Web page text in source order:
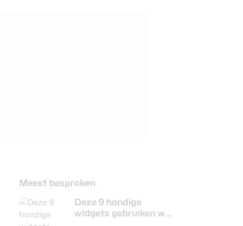
Meest besproken
Deze 9 handige
widgets gebruiken wij